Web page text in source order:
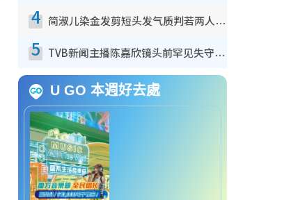
4 简淑儿染金发剪短头发气质判若两人！吓坏老公麦大力都认不出：“你做什么？”
5 TVB新闻主播陈嘉欣镜头前罕见失守！遭林超英一句话突袭吓坏当场大笑
U GO 本週好去處